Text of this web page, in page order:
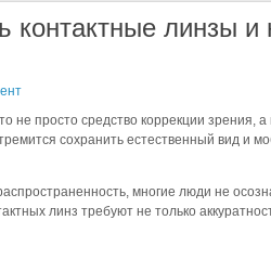
контактные линзы
не просто средство коррекции зрения,
сохранить естественный вид и
многие люди не
линз требуют не только